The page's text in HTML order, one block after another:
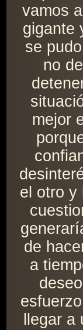
vamos
gigante
se
no
mejor
el otro y
de
a
llegar